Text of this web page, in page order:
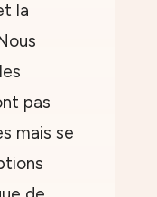
la
pas
mais se